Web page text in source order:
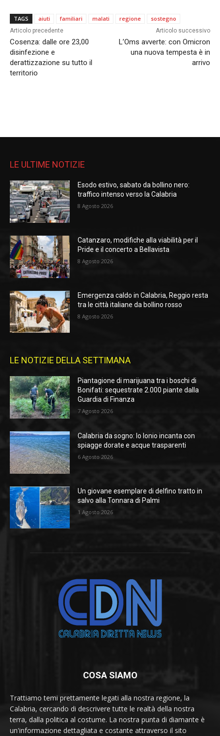
TAGS aiuti familiari malati regione sostegno
Articolo precedente
Cosenza: dalle ore 23,00
disinfezione e
derattizzazione su tutto il
territorio
Articolo successivo
L’Oms avverte: con Omicron
una nuova tempesta è in
arrivo
LE ULTIME NOTIZIE
Esodo estivo, sabato da bollino nero:
traffico intenso verso la Calabria
8 Agosto 2026
Catanzaro, modifiche alla viabilità per il
Pride e il concerto a Bellavista
8 Agosto 2026
Emergenza caldo in Calabria, Reggio resta
tra le città italiane da bollino rosso
8 Agosto 2026
LE NOTIZIE DELLA SETTIMANA
Piantagione di marijuana tra i boschi di
Bonifati: sequestrate 2.000 piante dalla
Guardia di Finanza
7 Agosto 2026
Calabria da sogno: lo Ionio incanta con
spiagge dorate e acque trasparenti
6 Agosto 2026
Un giovane esemplare di delfino tratto in
salvo alla Tonnara di Palmi
1 Agosto 2026
COSA SIAMO
Trattiamo temi prettamente legati alla nostra regione, la
Calabria, cercando di descrivere tutte le realtà della nostra
terra, dalla politica al costume. La nostra punta di diamante è
un'informazione dettagliata e costante attraverso il sito